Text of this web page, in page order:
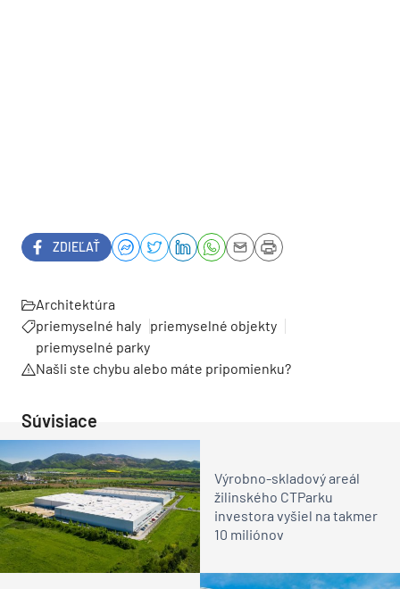
ZDIEĽAŤ
Architektúra
priemyselné haly priemyselné objekty
priemyselné parky
Našli ste chybu alebo máte pripomienku?
Súvisiace
Výrobno-skladový areál
žilinského CTParku
investora vyšiel na takmer
10 miliónov